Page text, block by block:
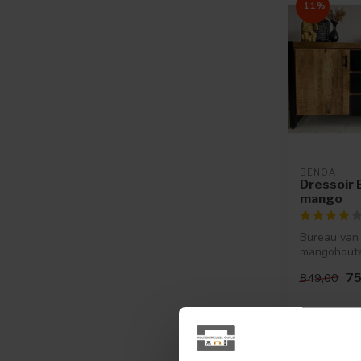
-11%
BENOA
Dressoir
mango
Bureau
849,00
Op voorraad